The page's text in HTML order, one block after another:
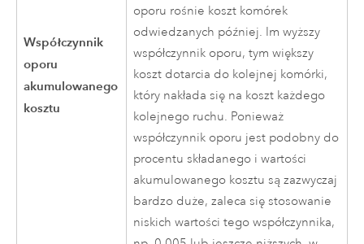
Współczynnik
oporu
akumulowanego
kosztu
oporu rośnie koszt komórek
odwiedzanych później. Im wyższy
współczynnik oporu, tym większy
koszt dotarcia do kolejnej komórki,
który nakłada się na koszt każdego
kolejnego ruchu. Ponieważ
współczynnik oporu jest podobny do
procentu składanego i wartości
akumulowanego kosztu są zazwyczaj
bardzo duże, zaleca się stosowanie
niskich wartości tego współczynnika,